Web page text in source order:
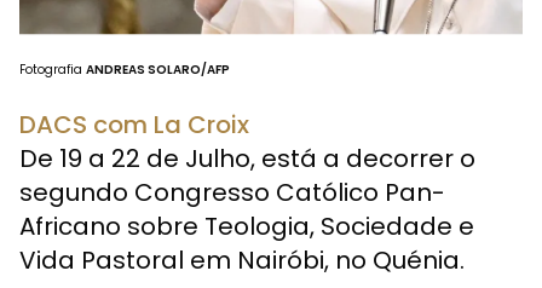
Fotografia ANDREAS SOLARO/AFP
DACS com La Croix
De 19 a 22 de Julho, está a decorrer o
segundo Congresso Católico Pan-
Africano sobre Teologia, Sociedade e
Vida Pastoral em Nairóbi, no Quénia.